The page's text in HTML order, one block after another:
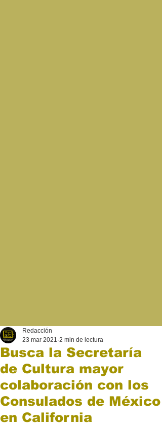
Busca la Secretaría
de Cultura mayor
colaboración con los
Consulados de México
en California
Redacción
23 mar 2021 2 min de lectura